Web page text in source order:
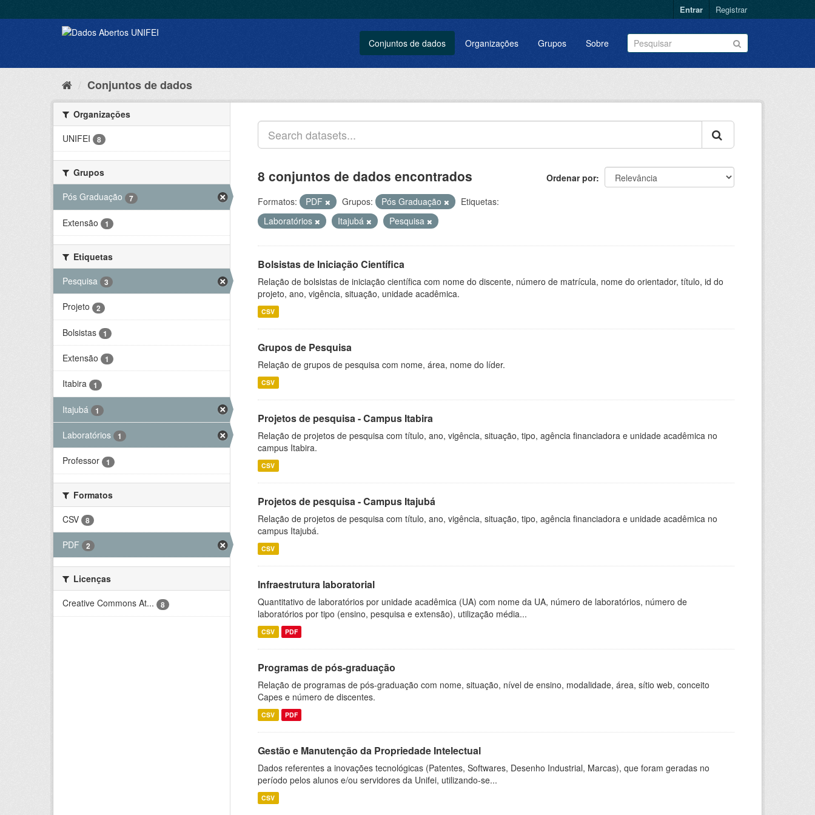
Entrar Registrar
Conjuntos de dados Organizações Grupos Sobre
Conjuntos de dados
Organizações
UNIFEI
8
Grupos
Pós Graduação
7
Extensão 1
Etiquetas
Pesquisa
3
Projeto 2
Bolsistas 1
Extensão 1
Itabira 1
Itajubá 1
Laboratórios 1
Professor 1
Formatos
CSV
8
PDF 2
Licenças
Creative Commons At...
8
Ordenar por
8 conjuntos de dados encontrados
Formatos: PDF Grupos: Pós Graduação
Etiquetas:
Laboratórios
Itajubá Pesquisa
Bolsistas de Iniciação Científica
Relação de bolsistas de iniciação científica com nome do discente, número de matrícula, nome do orientador, título, id do
projeto, ano, vigência, situação, unidade acadêmica.
CSV
Grupos de Pesquisa
Relação de grupos de pesquisa com nome, área, nome do líder.
CSV
Projetos de pesquisa - Campus Itabira
Relação de projetos de pesquisa com título, ano, vigência, situação, tipo, agência financiadora e unidade acadêmica no
campus Itabira.
CSV
Projetos de pesquisa - Campus Itajubá
Relação de projetos de pesquisa com título, ano, vigência, situação, tipo, agência financiadora e unidade acadêmica no
campus Itajubá.
CSV
Infraestrutura laboratorial
Quantitativo de laboratórios por unidade acadêmica (UA) com nome da UA, número de laboratórios, número de
laboratórios por tipo (ensino, pesquisa e extensão), utilização média...
CSV PDF
Programas de pós-graduação
Relação de programas de pós-graduação com nome, situação, nível de ensino, modalidade, área, sítio web, conceito
Capes e número de discentes.
CSV PDF
Gestão e Manutenção da Propriedade Intelectual
Dados referentes a inovações tecnológicas (Patentes, Softwares, Desenho Industrial, Marcas), que foram geradas no
período pelos alunos e/ou servidores da Unifei, utilizando-se...
CSV